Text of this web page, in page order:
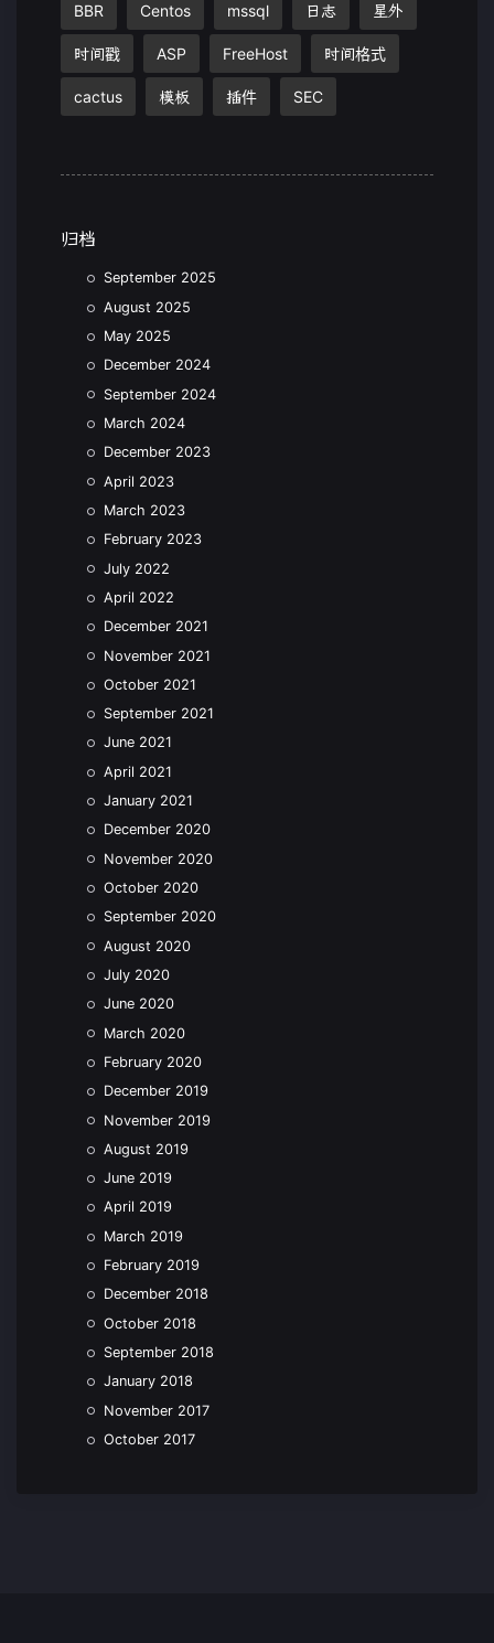
BBR Centos mssql 日志 星外
时间戳 ASP FreeHost 时间格式
cactus 模板 插件 SEC
归档
September 2025
August 2025
May 2025
December 2024
September 2024
March 2024
December 2023
April 2023
March 2023
February 2023
July 2022
April 2022
December 2021
November 2021
October 2021
September 2021
June 2021
April 2021
January 2021
December 2020
November 2020
October 2020
September 2020
August 2020
July 2020
June 2020
March 2020
February 2020
December 2019
November 2019
August 2019
June 2019
April 2019
March 2019
February 2019
December 2018
October 2018
September 2018
January 2018
November 2017
October 2017